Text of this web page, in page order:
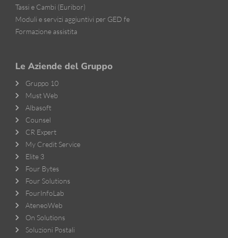
Tassi e Cambi (Euribor)
Moduli e servizi aggiuntivi per GED fe
Formazione assistita
Le Aziende del Gruppo
Gruppo 10
Must Web
Albasoft
Counsel
CR Expert
My Credit Service
Elite 3
Four Bytes
Four Solutions
FourInfoLab
AteneoWeb
On Solutions
Soluzioni Postali